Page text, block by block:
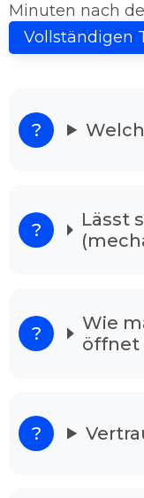
Minuten nach
haben das
Duisburg
Sie
Notsituation
Unsere
Unsere
bestens
Minuten
Unser
Vollständigen
Lässt
Wie
öffnet